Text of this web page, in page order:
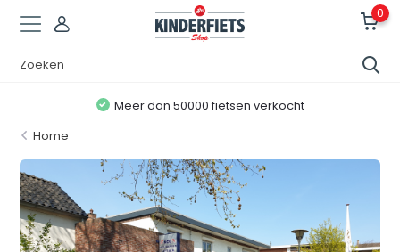
0
Meer dan 50000 fietsen verkocht
Home